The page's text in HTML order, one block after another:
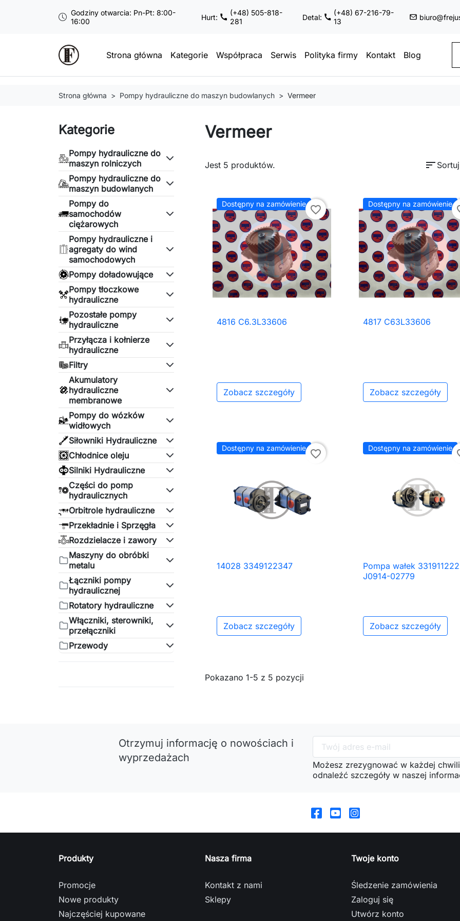
Godziny otwarcia: Pn-Pt: 8:00-
16:00
Hurt:
(+48) 505-818-
281
Detal:
(+48) 67-216-79-
13
Strona główna Kategorie Współpraca Serwis Polityka firmy Kontakt Blog
Strona główna Pompy hydrauliczne do maszyn budowlanych Vermeer
Kategorie
Pompy hydrauliczne do
maszyn rolniczych
Pompy hydrauliczne do
maszyn budowlanych
Pompy do
samochodów
ciężarowych
Pompy hydrauliczne i
agregaty do wind
samochodowych
Pompy doładowujące
Pompy tłoczkowe
hydrauliczne
Pozostałe pompy
hydrauliczne
Przyłącza i kołnierze
hydrauliczne
Filtry
Akumulatory
hydrauliczne
membranowe
Pompy do wózków
widłowych
Siłowniki Hydrauliczne
Chłodnice oleju
Silniki Hydrauliczne
Części do pomp
hydraulicznych
Orbitrole hydrauliczne
Przekładnie i Sprzęgła
Rozdzielacze i zawory
Maszyny do obróbki
metalu
Łączniki pompy
hydraulicznej
Rotatory hydrauliczne
Włączniki, sterowniki,
przełączniki
Przewody
Vermeer
Jest 5 produktów. sort
Dostępny na zamówienie favorite_border
 Szybki podgląd
4816 C6.3L33606
Zobacz szczegóły
Dostępny na zamówienie
 Szybki podgląd
4817 C63L33606
Zobacz szczegóły
Dostępny na zamówienie favorite_border
 Szybki podgląd
14028 3349122347
Zobacz szczegóły
Dostępny na zamówienie
 Szybki podgląd
Pompa wałek
J0914-02779
Zobacz szczegóły
Pokazano 1-5 z 5 pozycji
Otrzymuj informację o nowościach i
wyprzedażach
Możesz zrezygnować w każdej
odnaleźć szczegóły w naszej
Produkty
Promocje
Nowe produkty
Najczęściej kupowane
Nasza firma
Kontakt z nami
Sklepy
Twoje konto
Śledzenie zamówienia
Zaloguj się
Utwórz konto